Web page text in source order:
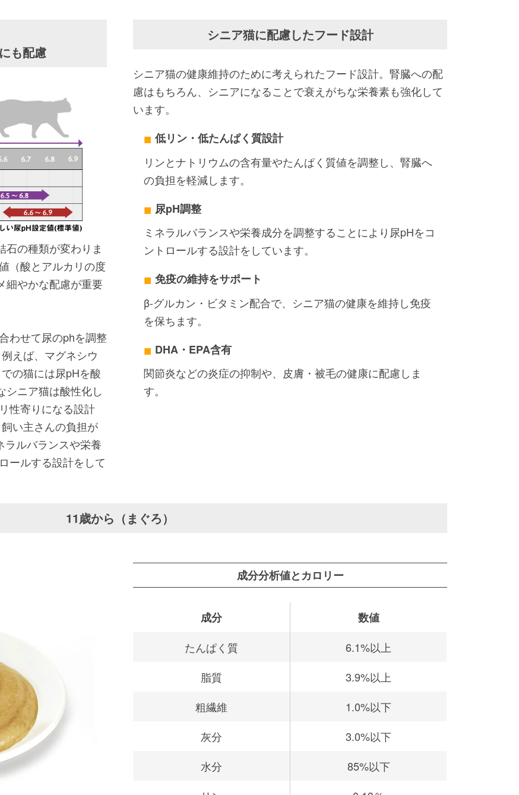
も配慮
石の種類が変わりま
（酸とアルカリの度
細やかな配慮が重要
わせて尿のphを調整
えば、マグネシウ
の猫には尿pHを酸
シニア猫は酸性化し
性寄りになる設計
い主さんの負担が
ルバランスや栄養
ールする設計をして
シニア猫に配慮したフード設計
シニア猫の健康維持のために考えられたフード設計。腎臓への配
慮はもちろん、シニアになることで衰えがちな栄養素も強化して
います。
低リン・低たんぱく質設計
リンとナトリウムの含有量やたんぱく質値を調整し、腎臓へ
の負担を軽減します。
尿pH調整
ミネラルバランスや栄養成分を調整することにより尿pHをコ
ントロールする設計をしています。
免疫の維持をサポート
β-グルカン・ビタミン配合で、シニア猫の健康を維持し免疫
を保ちます。
DHA・EPA含有
関節炎などの炎症の抑制や、皮膚・被毛の健康に配慮しま
す。
11歳から（まぐろ）
成分分析値とカロリー
成分
数値
たんぱく質
6.1%以上
脂質
3.9%以上
粗繊維
1.0%以下
灰分
3.0%以下
水分
85%以下